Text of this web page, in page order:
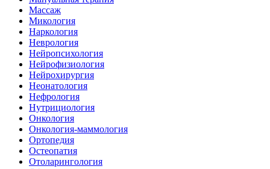
Массаж
Микология
Наркология
Неврология
Нейропсихология
Нейрофизиология
Нейрохирургия
Неонатология
Нефрология
Нутрициология
Онкология
Онкология-маммология
Ортопедия
Остеопатия
Отоларингология